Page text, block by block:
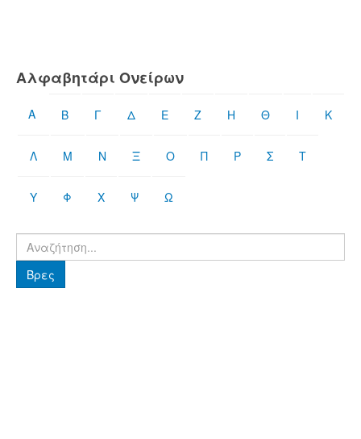
Αλφαβητάρι Ονείρων
Α Β Γ Δ Ε Ζ Η Θ Ι Κ
Λ Μ Ν Ξ Ο Π Ρ Σ Τ
Υ Φ Χ Ψ Ω
Βρες
Βρες